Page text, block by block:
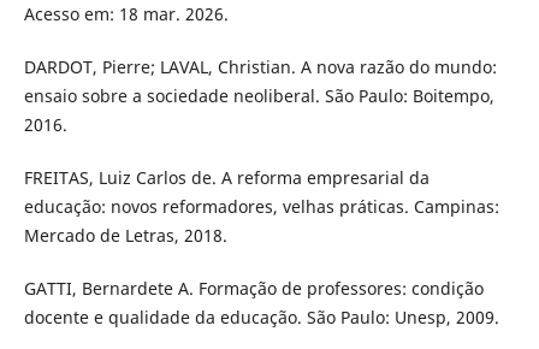
Acesso em: 18 mar. 2026.
DARDOT, Pierre; LAVAL, Christian. A nova razão do mundo:
ensaio sobre a sociedade neoliberal. São Paulo: Boitempo,
2016.
FREITAS, Luiz Carlos de. A reforma empresarial da
educação: novos reformadores, velhas práticas. Campinas:
Mercado de Letras, 2018.
GATTI, Bernardete A. Formação de professores: condição
docente e qualidade da educação. São Paulo: Unesp, 2009.